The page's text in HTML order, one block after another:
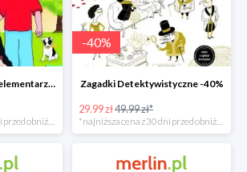
Albik. Mój pierwszy elementarz - książka interaktywna -28%
*najniższa cena z 30 dni przed obniżką
-40%
Zagadki Detektywistyczne -40%
29.99 zł49.99 zł*
*najniższa cena z 30 dni przed obniżką